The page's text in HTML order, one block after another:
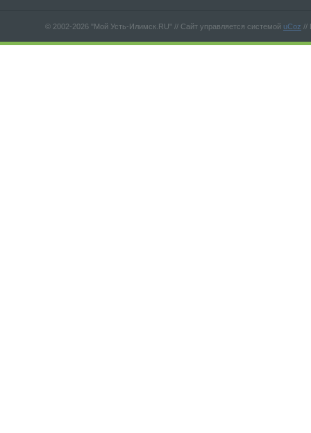
© 2002-2026 "Мой Усть-Илимск.RU" // Сайт управляется системой uCoz //